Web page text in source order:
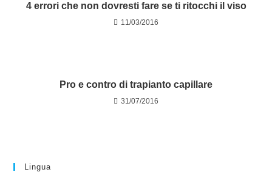
4 errori che non dovresti fare se ti ritocchi il viso
11/03/2016
Pro e contro di trapianto capillare
31/07/2016
Lingua